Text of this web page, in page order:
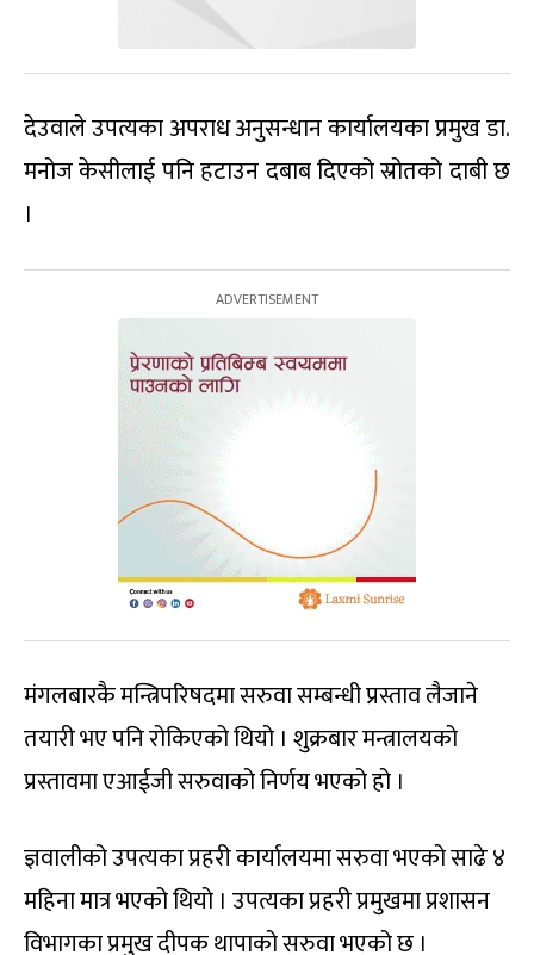
देउवाले उपत्यका अपराध अनुसन्धान कार्यालयका प्रमुख डा.
मनोज केसीलाई पनि हटाउन दबाब दिएको स्रोतको दाबी छ
।
मंगलबारकै मन्त्रिपरिषदमा सरुवा सम्बन्धी प्रस्ताव लैजाने
तयारी भए पनि रोकिएको थियो । शुक्रबार मन्त्रालयको
प्रस्तावमा एआईजी सरुवाको निर्णय भएको हो ।
ज्ञवालीको उपत्यका प्रहरी कार्यालयमा सरुवा भएको साढे ४
महिना मात्र भएको थियो । उपत्यका प्रहरी प्रमुखमा प्रशासन
विभागका प्रमुख दीपक थापाको सरुवा भएको छ ।